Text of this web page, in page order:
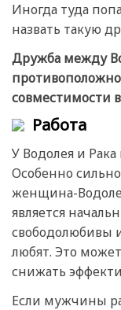
Иногда туда
назвать такую
Дружба между
совместимости
Работа
У Водолея и
Особенно сильно
женщина-
является
свободолюбивы
любят. Это
снижать
Если мужчины